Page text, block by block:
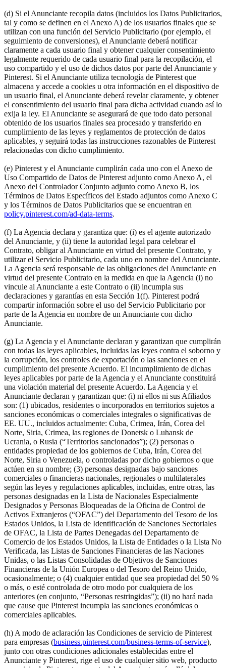
(d) Si el Anunciante recopila datos (incluidos los Datos Publicitarios,
tal y como se definen en el Anexo A) de los usuarios finales que se
utilizan con una función del Servicio Publicitario (por ejemplo, el
seguimiento de conversiones), el Anunciante deberá notificar
claramente a cada usuario final y obtener cualquier consentimiento
legalmente requerido de cada usuario final para la recopilación, el
uso compartido y el uso de dichos datos por parte del Anunciante y
Pinterest. Si el Anunciante utiliza tecnología de Pinterest que
almacena y accede a cookies u otra información en el dispositivo de
un usuario final, el Anunciante deberá revelar claramente, y obtener
el consentimiento del usuario final para dicha actividad cuando así lo
exija la ley. El Anunciante se asegurará de que todo dato personal
obtenido de los usuarios finales sea procesado y transferido en
cumplimiento de las leyes y reglamentos de protección de datos
aplicables, y seguirá todas las instrucciones razonables de Pinterest
relacionadas con dicho cumplimiento.
(e) Pinterest y el Anunciante cumplirán cada uno con el Anexo de
Uso Compartido de Datos de Pinterest adjunto como Anexo A, el
Anexo del Controlador Conjunto adjunto como Anexo B, los
Términos de Datos Específicos del Estado adjuntos como Anexo C
y los Términos de Datos Publicitarios que se encuentran en
policy.pinterest.com/ad-data-terms.
(f) La Agencia declara y garantiza que: (i) es el agente autorizado
del Anunciante, y (ii) tiene la autoridad legal para celebrar el
Contrato, obligar al Anunciante en virtud del presente Contrato, y
utilizar el Servicio Publicitario, cada uno en nombre del Anunciante.
La Agencia será responsable de las obligaciones del Anunciante en
virtud del presente Contrato en la medida en que la Agencia (i) no
vincule al Anunciante a este Contrato o (ii) incumpla sus
declaraciones y garantías en esta Sección 1(f). Pinterest podrá
compartir información sobre el uso del Servicio Publicitario por
parte de la Agencia en nombre de un Anunciante con dicho
Anunciante.
(g) La Agencia y el Anunciante declaran y garantizan que cumplirán
con todas las leyes aplicables, incluidas las leyes contra el soborno y
la corrupción, los controles de exportación o las sanciones en el
cumplimiento del presente Acuerdo. El incumplimiento de dichas
leyes aplicables por parte de la Agencia y el Anunciante constituirá
una violación material del presente Acuerdo. La Agencia y el
Anunciante declaran y garantizan que: (i) ni ellos ni sus Afiliados
son: (1) ubicados, residentes o incorporados en territorios sujetos a
sanciones económicas o comerciales integrales o significativas de
EE. UU., incluidos actualmente: Cuba, Crimea, Irán, Corea del
Norte, Siria, Crimea, las regiones de Donetsk o Luhansk de
Ucrania, o Rusia (“Territorios sancionados”); (2) personas o
entidades propiedad de los gobiernos de Cuba, Irán, Corea del
Norte, Siria o Venezuela, o controladas por dicho gobiernos o que
actúen en su nombre; (3) personas designadas bajo sanciones
comerciales o financieras nacionales, regionales o multilaterales
según las leyes y regulaciones aplicables, incluidas, entre otras, las
personas designadas en la Lista de Nacionales Especialmente
Designados y Personas Bloqueadas de la Oficina de Control de
Activos Extranjeros (“OFAC”) del Departamento del Tesoro de los
Estados Unidos, la Lista de Identificación de Sanciones Sectoriales
de OFAC, la Lista de Partes Denegadas del Departamento de
Comercio de los Estados Unidos, la Lista de Entidades o la Lista No
Verificada, las Listas de Sanciones Financieras de las Naciones
Unidas, o las Listas Consolidadas de Objetivos de Sanciones
Financieras de la Unión Europea o del Tesoro del Reino Unido,
ocasionalmente; o (4) cualquier entidad que sea propiedad del 50 %
o más, o esté controlada de otro modo por cualquiera de los
anteriores (en conjunto, “Personas restringidas”); (ii) no hará nada
que cause que Pinterest incumpla las sanciones económicas o
comerciales aplicables.
(h) A modo de aclaración las Condiciones de servicio de Pinterest
para empresas (business.pinterest.com/business-terms-of-service),
junto con otras condiciones adicionales establecidas entre el
Anunciante y Pinterest, rige el uso de cualquier sitio web, producto